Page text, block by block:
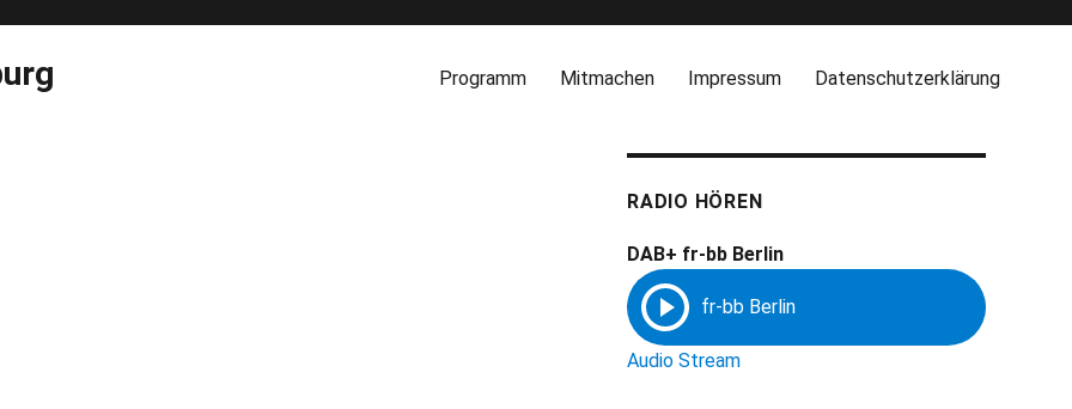
Programm Mitmachen Impressum Datenschutzerklärung
RADIO HÖREN
DAB+ fr-bb Berlin
Audio Stream